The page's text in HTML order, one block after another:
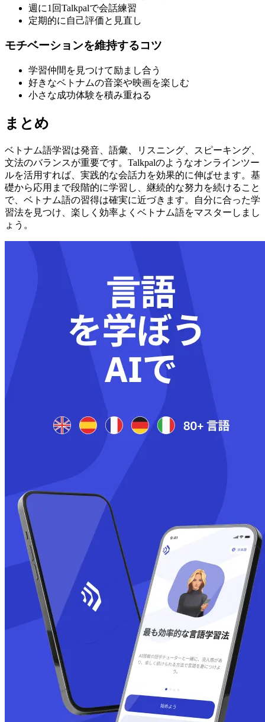
週に1回Talkpalで会話練習
定期的に自己評価と見直し
モチベーションを維持するコツ
学習仲間を見つけて励まし合う
好きなベトナムの音楽や映画を楽しむ
小さな成功体験を積み重ねる
まとめ
ベトナム語学習は発音、語彙、リスニング、スピーキング、
文法のバランスが重要です。Talkpalのようなオンラインツー
ルを活用すれば、実践的な会話力を効果的に伸ばせます。基
礎から応用まで段階的に学習し、継続的な努力を続けること
で、ベトナム語の習得は確実に近づきます。自分に合った学
習法を見つけ、楽しく効率よくベトナム語をマスターしまし
ょう。